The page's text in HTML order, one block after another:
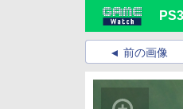
前の画像